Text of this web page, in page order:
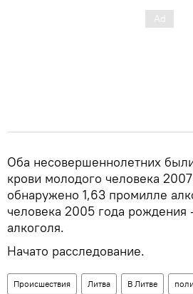
Оба несовершеннолетних
крови молодого человека
обнаружено 1,63 промилле
человека 2005 года
алкоголя.
Начато расследование.
Происшествия Литва В Литве